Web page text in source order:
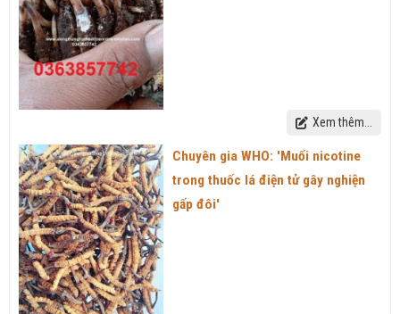
Xem thêm...
Chuyên gia WHO: 'Muối nicotine
trong thuốc lá điện tử gây nghiện
gấp đôi'